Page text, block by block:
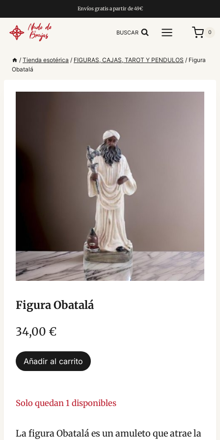
al
contenido
Envíos gratis a partir de 49€
BUSCAR 0
/ Tienda esotérica / FIGURAS, CAJAS, TAROT Y PENDULOS / Figura
Obatalá
Figura Obatalá
34,00 €
La figura Obatalá es un amuleto que atrae la
Solo quedan 1 disponibles
Figura
Obatalá
Añadir al carrito